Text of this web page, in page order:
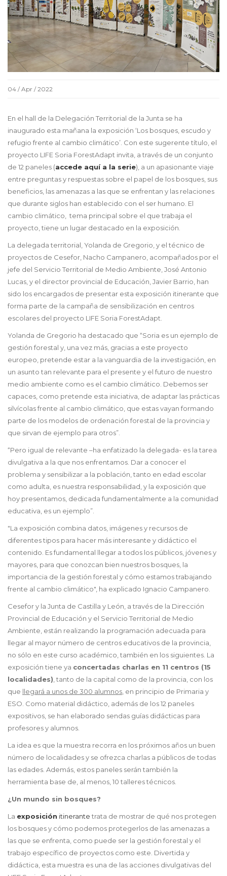
04 / Apr / 2022
En el hall de la Delegación Territorial de la Junta se ha
inaugurado esta mañana la exposición ‘Los bosques, escudo y
refugio frente al cambio climático’. Con este sugerente título, el
proyecto LIFE Soria ForestAdapt invita, a través de un conjunto
de 12 paneles (accede aquí a la serie), a un apasionante viaje
entre preguntas y respuestas sobre el papel de los bosques, sus
beneficios, las amenazas a las que se enfrentan y las relaciones
que durante siglos han establecido con el ser humano. El
cambio climático, tema principal sobre el que trabaja el
proyecto, tiene un lugar destacado en la exposición.
La delegada territorial, Yolanda de Gregorio, y el técnico de
proyectos de Cesefor, Nacho Campanero, acompañados por el
jefe del Servicio Territorial de Medio Ambiente, José Antonio
Lucas, y el director provincial de Educación, Javier Barrio, han
sido los encargados de presentar esta exposición itinerante que
forma parte de la campaña de sensibilización en centros
escolares del proyecto LIFE Soria ForestAdapt.
Yolanda de Gregorio ha destacado que “Soria es un ejemplo de
gestión forestal y, una vez más, gracias a este proyecto
europeo, pretende estar a la vanguardia de la investigación, en
un asunto tan relevante para el presente y el futuro de nuestro
medio ambiente como es el cambio climático. Debemos ser
capaces, como pretende esta iniciativa, de adaptar las prácticas
silvícolas frente al cambio climático, que estas vayan formando
parte de los modelos de ordenación forestal de la provincia y
que sirvan de ejemplo para otros”.
“Pero igual de relevante –ha enfatizado la delegada- es la tarea
divulgativa a la que nos enfrentamos. Dar a conocer el
problema y sensibilizar a la población, tanto en edad escolar
como adulta, es nuestra responsabilidad, y la exposición que
hoy presentamos, dedicada fundamentalmente a la comunidad
educativa, es un ejemplo”.
"La exposición combina datos, imágenes y recursos de
diferentes tipos para hacer más interesante y didáctico el
contenido. Es fundamental llegar a todos los públicos, jóvenes y
mayores, para que conozcan bien nuestros bosques, la
importancia de la gestión forestal y cómo estamos trabajando
frente al cambio climático", ha explicado Ignacio Campanero.
Cesefor y la Junta de Castilla y León, a través de la Dirección
Provincial de Educación y el Servicio Territorial de Medio
Ambiente, están realizando la programación adecuada para
llegar al mayor número de centros educativos de la provincia,
no sólo en este curso académico, también en los siguientes. La
exposición tiene ya concertadas charlas en 11 centros (15
localidades), tanto de la capital como de la provincia, con los
que llegará a unos de 300 alumnos, en principio de Primaria y
ESO. Como material didáctico, además de los 12 paneles
expositivos, se han elaborado sendas guías didácticas para
profesores y alumnos.
La idea es que la muestra recorra en los próximos años un buen
número de localidades y se ofrezca charlas a públicos de todas
las edades. Además, estos paneles serán también la
herramienta base de, al menos, 10 talleres técnicos.
¿Un mundo sin bosques?
La exposición itinerante trata de mostrar de qué nos protegen
los bosques y cómo podemos protegerlos de las amenazas a
las que se enfrenta, como puede ser la gestión forestal y el
trabajo específico de proyectos como este. Divertida y
didáctica, esta muestra es una de las acciones divulgativas del